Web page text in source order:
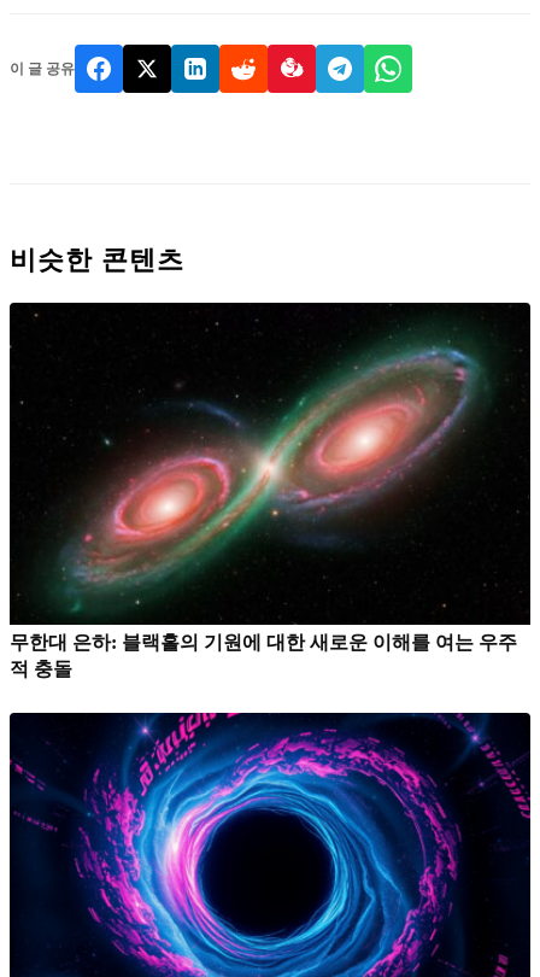
이 글 공유
비슷한 콘텐츠
무한대 은하: 블랙홀의 기원에 대한 새로운 이해를 여는 우주
적 충돌